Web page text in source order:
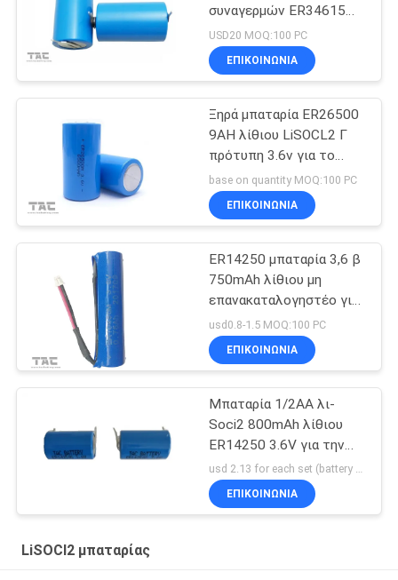
συναγερμών ER34615
19Ah 3.6v
USD20 MOQ:100 PC
ΕΠΙΚΟΙΝΩΝΊΑ
Ξηρά μπαταρία ER26500
9AH λίθιου LiSOCL2 Γ
πρότυπη 3.6v για το
αμπερόμετρο
υδρομέτρων
base on quantity MOQ:100 PC
ΕΠΙΚΟΙΝΩΝΊΑ
ER14250 μπαταρία 3,6 β
750mAh λίθιου μη
επανακαταλογηστέο για
την ηλεκτρονική
ετικέττα
usd0.8-1.5 MOQ:100 PC
ΕΠΙΚΟΙΝΩΝΊΑ
Μπαταρία 1/2AA λι-
Soci2 800mAh λίθιου
ER14250 3.6V για την
υψηλής θερμοκρασίας
μπαταρία
usd 2.13 for each set (battery with tag) MOQ:100 PC
ΕΠΙΚΟΙΝΩΝΊΑ
LiSOCl2 μπαταρίας